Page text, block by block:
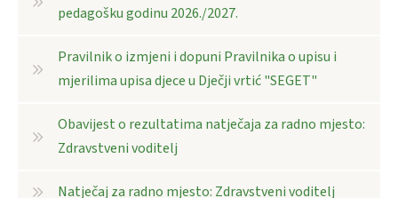
pedagošku godinu 2026./2027.
Pravilnik o izmjeni i dopuni Pravilnika o upisu i
mjerilima upisa djece u Dječji vrtić "SEGET"
Obavijest o rezultatima natječaja za radno mjesto:
Zdravstveni voditelj
Natječaj za radno mjesto: Zdravstveni voditelj